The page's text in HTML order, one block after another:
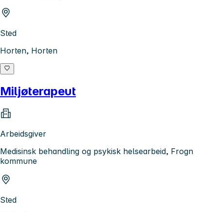
Sted
Horten, Horten
Miljøterapeut
Arbeidsgiver
Medisinsk behandling og psykisk helsearbeid, Frogn
kommune
Sted